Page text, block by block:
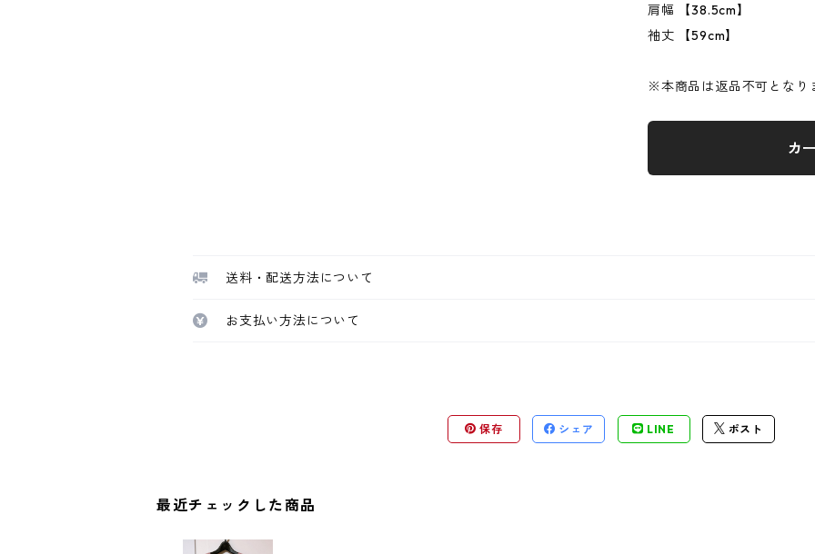
肩幅 【38.5cm】
袖丈 【59cm】
※本商品は返品不可となり
カ
送料・配送方法について
お支払い方法について
保存 シェア LINE ポスト
最近チェックした商品